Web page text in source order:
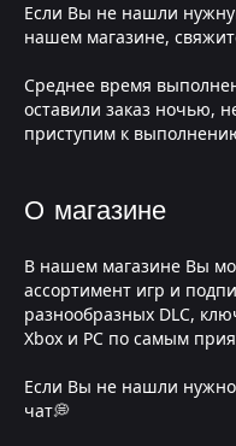
Если Вы не нашли
нашем магазине,
Среднее время
оставили заказ ночью,
приступим к
О магазине
В нашем магазине Вы
ассортимент игр и
разнообразных DLC,
Xbox и PC по самым
Если Вы не нашли
чат💭